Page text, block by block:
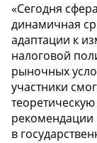
«Сегодня
динамичная
адаптации к
налоговой
рыночных
участники
в